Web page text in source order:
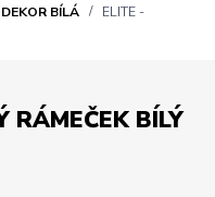
BÍLÁ
ELITE -
RÁMEČEK BÍLÝ